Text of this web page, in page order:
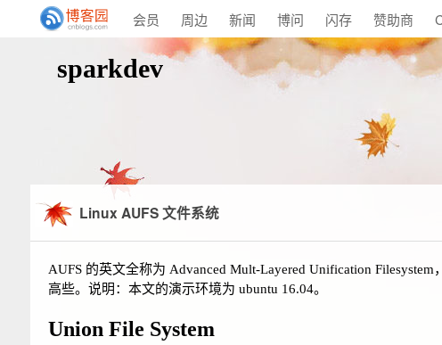
会员 周边 新闻 博问 闪存 赞助商
sparkdev
Linux AUFS 文件系统
AUFS 的英文全称为 Advanced Mult-Layered Unification
高些。说明：本文的演示环境为 ubuntu 16.04。
Union File System